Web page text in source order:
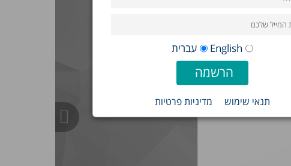
English עברית
תנאי שימוש מדיניות פרטיות